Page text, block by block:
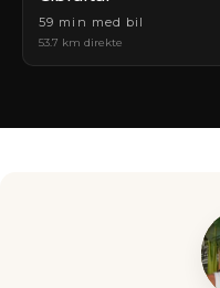
59 min med bil
53.7 km direkte